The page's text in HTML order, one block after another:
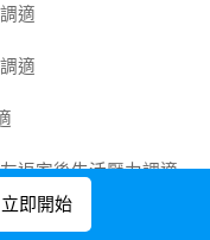
適
適
返家後生活壓力調適
立即開始